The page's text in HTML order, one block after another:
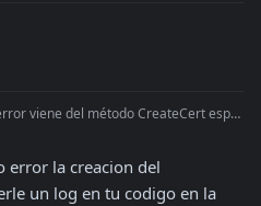
en esta parte del código: ``` const result = await this.AdminClient.post('v1/afip/certs', d
error la creacion del
un log en tu codigo en la